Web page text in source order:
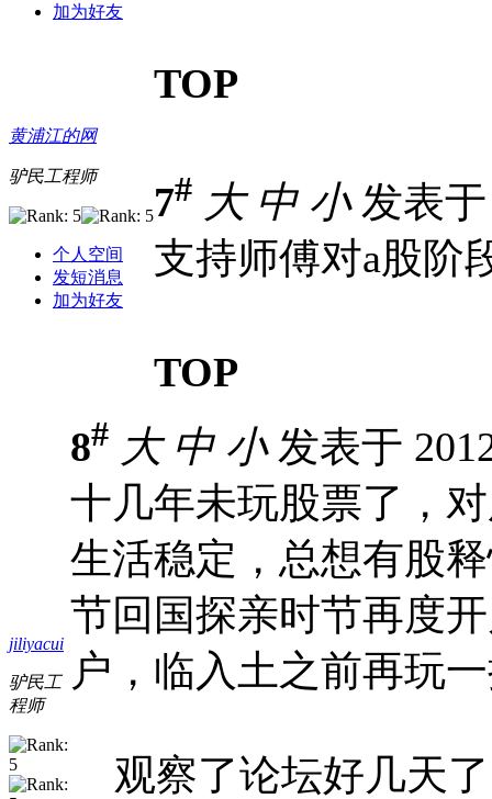
加为好友
TOP
黄浦江的网
驴民工程师
个人空间
发短消息
加为好友
7# 大 中 小发表于
支持师傅对a股阶
TOP
jiliyacui
驴民工
程师
8# 大 中 小发表于
十几年未玩股票了，
生活稳定，总想有股
节回国探亲时节再度
户，临入土之前再玩
观察了论坛好几天